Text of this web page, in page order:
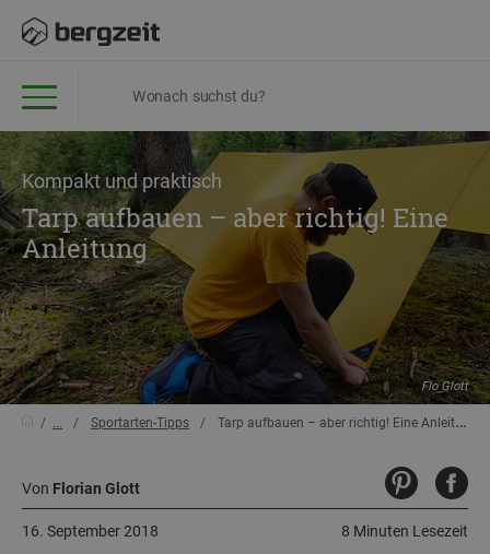
Kompakt und praktisch
Tarp aufbauen – aber richtig! Eine
Anleitung
Flo Glott
... Sportarten-Tipps Tarp aufbauen – aber richtig! Eine Anleitung
Von Florian Glott
8 Minuten Lesezeit
16. September 2018